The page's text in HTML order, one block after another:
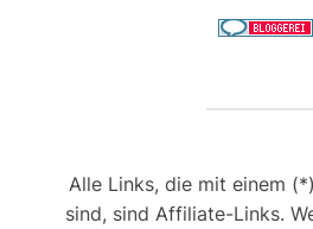
Alle Links, die mit einem
sind, sind Affiliate-Links.